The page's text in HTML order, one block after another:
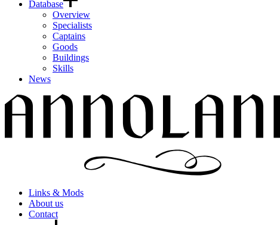
Database
Overview
Specialists
Captains
Goods
Buildings
Skills
News
Links & Mods
About us
Contact